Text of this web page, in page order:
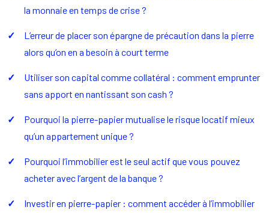
la monnaie en temps de crise ?
L’erreur de placer son épargne de précaution dans la pierre
alors qu’on en a besoin à court terme
Utiliser son capital comme collatéral : comment emprunter
sans apport en nantissant son cash ?
Pourquoi la pierre-papier mutualise le risque locatif mieux
qu’un appartement unique ?
Pourquoi l’immobilier est le seul actif que vous pouvez
acheter avec l’argent de la banque ?
Investir en pierre-papier : comment accéder à l’immobilier